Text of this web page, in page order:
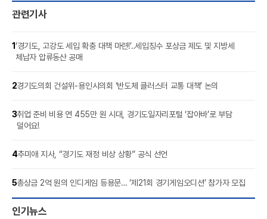
관련기사
1‘경기도, 고강도 세입 확충 대책 마련!’‥세입징수 포상금 제도 및 지방세
체납자 압류동산 공매
2경기도의회 건설위-용인시의회 ‘반도체 클러스터 교통 대책’ 논의
3취업 준비 비용 연 455만 원 시대, 경기도일자리포털 ‘잡아바’로 부담
덜어요!
4추미애 지사, “경기도 재정 비상 상황” 공식 선언
5총상금 2억 원의 인디게임 등용문… ‘제21회 경기게임오디션’ 참가자 모집
인기뉴스